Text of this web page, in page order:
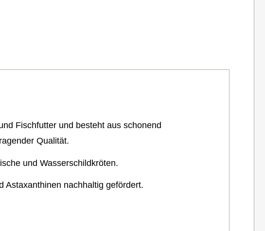
Fischfutter und besteht aus schonend
Qualität.
und Wasserschildkröten.
Astaxanthinen nachhaltig gefördert.